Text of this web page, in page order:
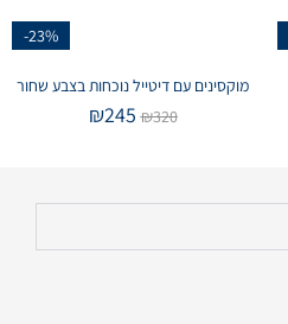
-23%
מוקסינים עם דיטייל נוכחות בצבע שחור
₪320
₪245